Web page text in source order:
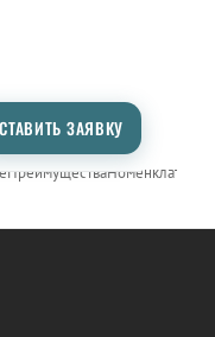
ЗАЯВКУ
ПреимуществаНоменклатура